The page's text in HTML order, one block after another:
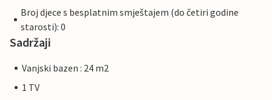
Broj djece s besplatnim smještajem (do četiri godine
starosti): 0
Sadržaji
Vanjski bazen : 24 m2
1 TV